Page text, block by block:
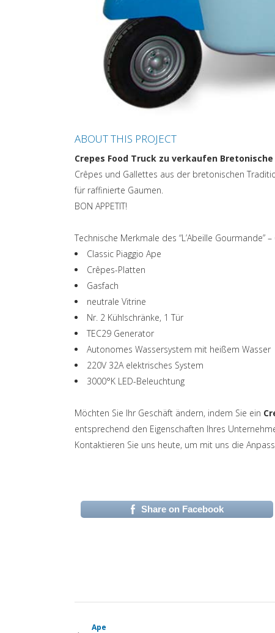
ABOUT THIS PROJECT
Crepes Food Truck zu verkaufen Bretonische
Crêpes und Gallettes aus der bretonischen
für raffinierte Gaumen.
BON APPETIT!
Technische Merkmale des “L’Abeille Gourmande” –
Classic Piaggio Ape
Crêpes-Platten
Gasfach
neutrale Vitrine
Nr. 2 Kühlschränke, 1 Tür
TEC29 Generator
Autonomes Wassersystem mit heißem Wasser
220V 32A elektrisches System
3000°K LED-Beleuchtung
Möchten Sie Ihr Geschäft ändern, indem Sie ein
entsprechend den Eigenschaften Ihres
Kontaktieren Sie uns heute, um mit uns die
Share on Facebook
Ape